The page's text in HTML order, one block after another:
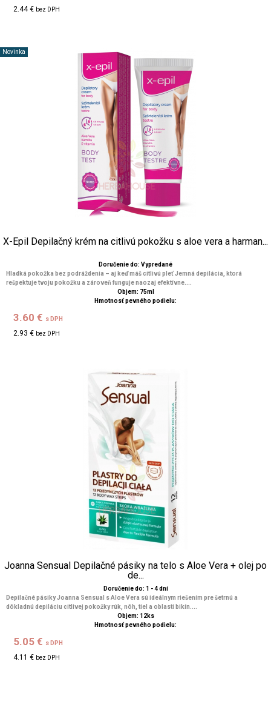
2.44 € bez DPH
Novinka
X-Epil Depilačný krém na citlivú pokožku s aloe vera a harman...
Doručenie do: Vypredané
Hladká pokožka bez podráždenia – aj keď máš citlivú pleť Jemná depilácia, ktorá
rešpektuje tvoju pokožku a zároveň funguje naozaj efektívne....
Objem: 75ml
Hmotnosť pevného podielu:
3.60 € s DPH
2.93 € bez DPH
Joanna Sensual Depilačné pásiky na telo s Aloe Vera + olej po
de...
Doručenie do: 1 - 4 dní
Depilačné pásiky Joanna Sensual s Aloe Vera sú ideálnym riešením pre šetrnú a
dôkladnú depiláciu citlivej pokožky rúk, nôh, tiel a oblasti bikín....
Objem: 12ks
Hmotnosť pevného podielu:
5.05 € s DPH
4.11 € bez DPH